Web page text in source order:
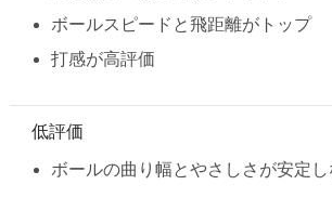
ボールスピードと飛距離がトップ
打感が高評価
低評価
ボールの曲り幅とやさしさが安定し